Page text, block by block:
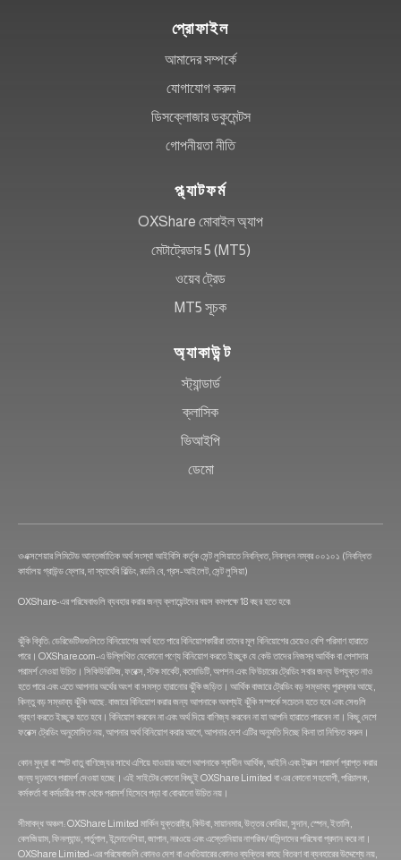
প্রোফাইল
আমাদের সম্পর্কে
যোগাযোগ করুন
ডিসক্লোজার ডকুমেন্টস
গোপনীয়তা নীতি
প্ল্যাটফর্ম
OXShare মোবাইল অ্যাপ
মেটাট্রেডার 5 (MT5)
ওয়েব ট্রেড
MT5 সূচক
অ্যাকাউন্ট
স্ট্যান্ডার্ড
ক্লাসিক
ভিআইপি
ডেমো
ওএক্সশেয়ার লিমিটেড আন্তর্জাতিক অর্থ সংস্থা আইবিসি কর্তৃক সেন্ট লুসিয়াতে নিবন্ধিত, নিবন্ধন নম্বর ০০১০১ (নিবন্ধিত
কার্যালয় গ্রাউন্ড ফ্লোর, দা স্যাথেবি বিল্ডিং, রডনি বে, গ্রস-আইলেট, সেন্ট লুসিয়া)
OXShare-এর পরিষেবাগুলি ব্যবহার করার জন্য ক্লায়েন্টদের বয়স কমপক্ষে 18 বছর হতে হবে৷
ঝুঁকি বিবৃতি: ডেরিভেটিভগুলিতে বিনিয়োগের অর্থ হতে পারে বিনিয়োগকারীরা তাদের মূল বিনিয়োগের চেয়েও বেশি পরিমাণ হারাতে
পারে। OXShare.com-এ উল্লিখিত যেকোনো পণ্যে বিনিয়োগ করতে ইচ্ছুক যে কেউ তাদের নিজস্ব আর্থিক বা পেশাদার
পরামর্শ নেওয়া উচিত। সিকিউরিটিজ, ফরেক্স, স্টক মার্কেট, কমোডিটি, অপশন এবং ফিউচারের ট্রেডিং সবার জন্য উপযুক্ত নাও
হতে পারে এবং এতে আপনার অর্থের অংশ বা সমস্ত হারানোর ঝুঁকি জড়িত। আর্থিক বাজারে ট্রেডিং বড় সম্ভাব্য পুরস্কার আছে,
কিন্তু বড় সম্ভাব্য ঝুঁকি আছে. বাজারে বিনিয়োগ করার জন্য আপনাকে অবশ্যই ঝুঁকি সম্পর্কে সচেতন হতে হবে এবং সেগুলি
গ্রহণ করতে ইচ্ছুক হতে হবে। বিনিয়োগ করবেন না এবং অর্থ দিয়ে বাণিজ্য করবেন না যা আপনি হারাতে পারবেন না। কিছু দেশে
ফরেক্স ট্রেডিং অনুমোদিত নয়, আপনার অর্থ বিনিয়োগ করার আগে, আপনার দেশ এটির অনুমতি দিচ্ছে কিনা তা নিশ্চিত করুন।
কোন মুদ্রা বা স্পট ধাতু বাণিজ্যের সাথে এগিয়ে যাওয়ার আগে আপনাকে স্বাধীন আর্থিক, আইনি এবং ট্যাক্স পরামর্শ প্রাপ্ত করার
জন্য দৃঢ়ভাবে পরামর্শ দেওয়া হচ্ছে। এই সাইটের কোনো কিছুই OXShare Limited বা এর কোনো সহযোগী, পরিচালক,
কর্মকর্তা বা কর্মচারীর পক্ষ থেকে পরামর্শ হিসেবে পড়া বা বোঝানো উচিত নয়।
সীমাবদ্ধ অঞ্চল: OXShare Limited মার্কিন যুক্তরাষ্ট্র, কিউবা, মায়ানমার, উত্তর কোরিয়া, সুদান, স্পেন, ইতালি,
বেলজিয়াম, ফিনল্যান্ড, পর্তুগাল, ইন্দোনেশিয়া, জাপান, নরওয়ে এবং এস্তোনিয়ার নাগরিক/বাসিন্দাদের পরিষেবা প্রদান করে না।
OXShare Limited-এর পরিষেবাগুলি কোনও দেশ বা এখতিয়ারের কোনও ব্যক্তির কাছে বিতরণ বা ব্যবহারের উদ্দেশ্যে নয়,